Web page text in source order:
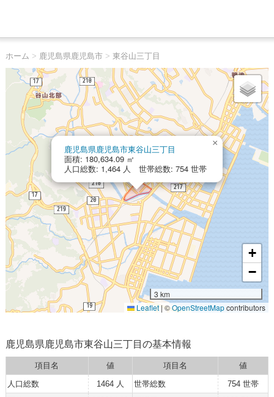
ホーム > 鹿児島県鹿児島市> 東谷山三丁目
鹿児島県鹿児島市東谷山三丁目
面積: 180,634.09 ㎡
人口総数: 1,464 人 世帯総数: 754 世帯
×
+
−
3 km
Leaflet | ©OpenStreetMapcontributors
鹿児島県鹿児島市東谷山三丁目の基本情報
項目名 値 項目名
値
人口総数
1464 人 世帯総数
754 世帯